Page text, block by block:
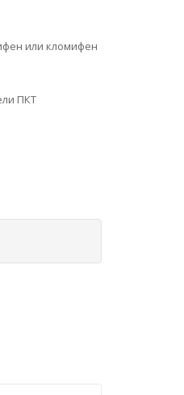
или кломифен
ПКТ